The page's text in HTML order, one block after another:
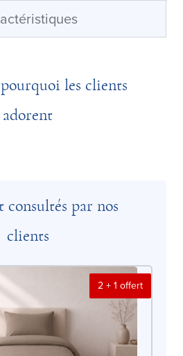
les clients
adorent
consultés par nos
clients
2 + 1 offert